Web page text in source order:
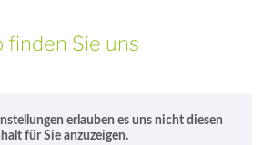
finden Sie uns